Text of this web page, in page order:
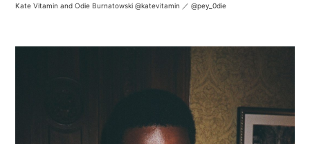
Kate Vitamin and Odie Burnatowski@katevitamin ／@pey_0die